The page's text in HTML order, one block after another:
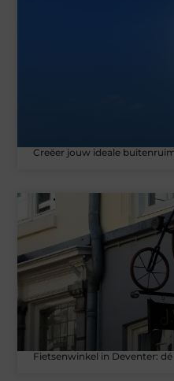
Creëer jouw ideale
Fietsenwinkel in Deventer: